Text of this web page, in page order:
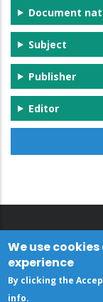
Document
Subject
Publisher
Editor
We use
experience
By clicking the
info.